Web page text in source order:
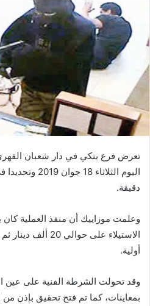
تعرض فرع بنكي في دار شعبان
دقيقة.
وعلمت موزاييك أن منفذ العملية
الاستيلاء على
أولية.
وقد تحولت الشرطة الفنية على عين
بمعاينات، كما تم فتح تحقيق بإذن من